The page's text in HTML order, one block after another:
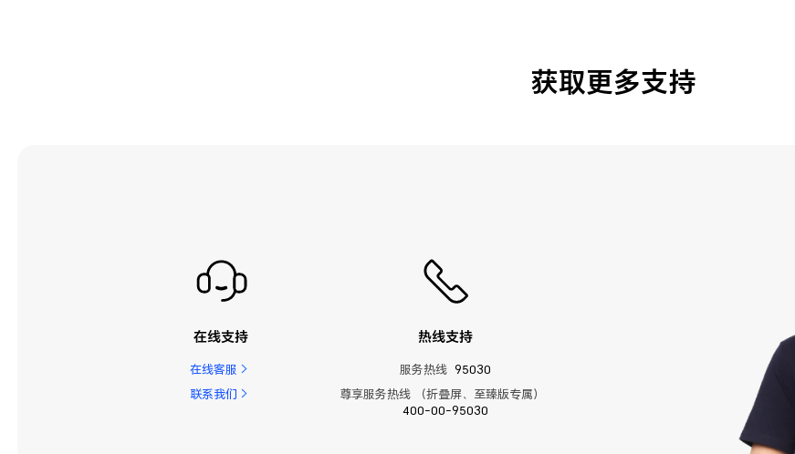
获取更多支持
在线支持
在线客服
联系我们
热线支持
服务热线 95030
尊享服务热线 （折叠屏、至臻版专属）
400-00-95030